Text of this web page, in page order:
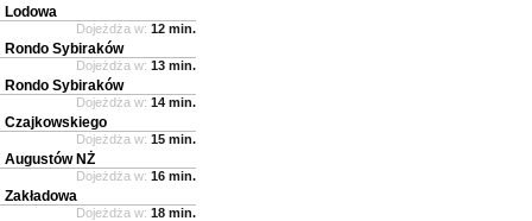
Lodowa
Dojeżdża w: 12 min.
Rondo Sybiraków
Dojeżdża w: 13 min.
Rondo Sybiraków
Dojeżdża w: 14 min.
Czajkowskiego
Dojeżdża w: 15 min.
Augustów NŻ
Dojeżdża w: 16 min.
Zakładowa
Dojeżdża w: 18 min.